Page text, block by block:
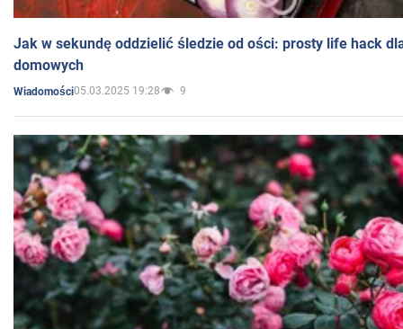
Jak w sekundę oddzielić śledzie od ości: prosty life hack
domowych
Wiadomości05.03.2025 19:28 9